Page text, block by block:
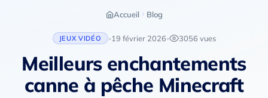
Accueil Blog
JEUX VIDÉO • 19 février 2026• 3056 vues
Meilleurs enchantements
canne à pêche Minecraft